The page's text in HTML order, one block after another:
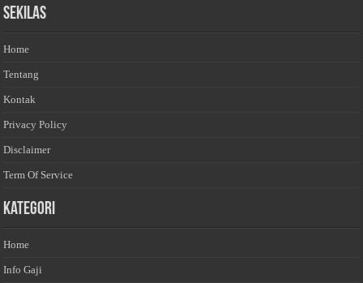
Sekilas
Home
Tentang
Kontak
Privacy Policy
Disclaimer
Term Of Service
Kategori
Home
Info Gaji